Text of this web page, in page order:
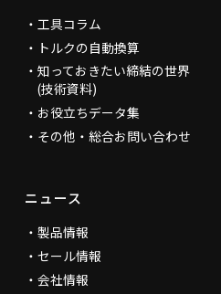
工具コラム
トルクの自動換算
知っておきたい締結の世界
(技術資料)
お役立ちデータ集
その他・総合お問い合わせ
ニュース
製品情報
セール情報
会社情報